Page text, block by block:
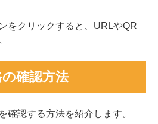
をクリックすると、URLやQR
確認方法
確認する方法を紹介します。